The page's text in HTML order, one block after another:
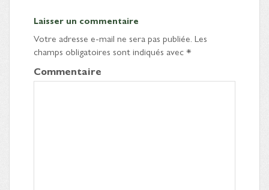
Laisser un commentaire
Votre adresse e-mail ne sera pas publiée. Les
champs obligatoires sont indiqués avec*
Commentaire